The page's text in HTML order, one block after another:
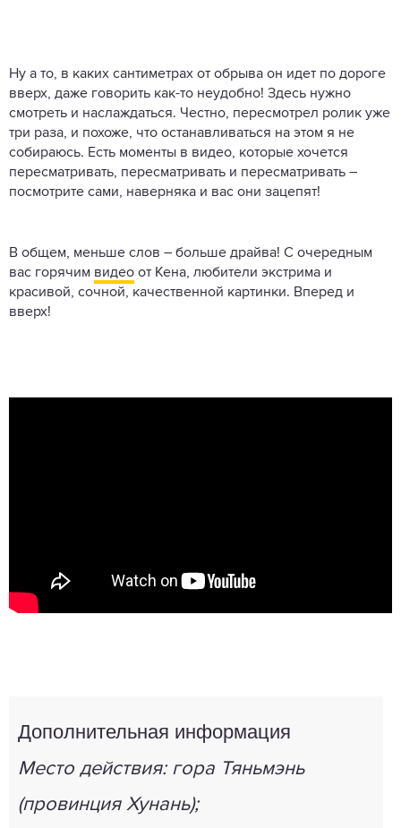
Ну а то, в каких сантиметрах от обрыва он идет по дороге
вверх, даже говорить как-то неудобно! Здесь нужно
смотреть и наслаждаться. Честно, пересмотрел ролик уже
три раза, и похоже, что останавливаться на этом я не
собираюсь. Есть моменты в видео, которые хочется
пересматривать, пересматривать и пересматривать –
посмотрите сами, наверняка и вас они зацепят!
В общем, меньше слов – больше драйва! С очередным
вас горячим видео от Кена, любители экстрима и
красивой, сочной, качественной картинки. Вперед и
вверх!
Дополнительная информация
Место действия: гора Тяньмэнь
(провинция Хунань);